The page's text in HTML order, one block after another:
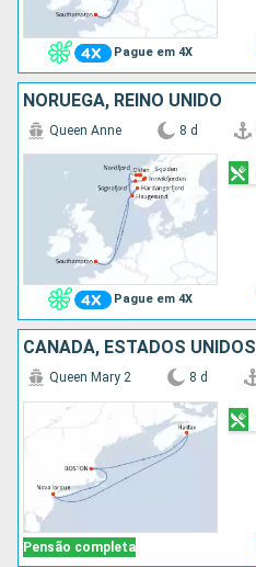
Pague em 4X
NORUEGA, REINO UNIDO
Pague em 4X
Queen Anne 8 d
CANADÁ, ESTADOS UNIDOS
Pensão completa
Queen Mary 2 8 d